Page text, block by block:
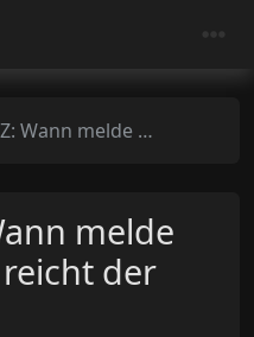
mich, wann reicht der Transponder?
melde
der